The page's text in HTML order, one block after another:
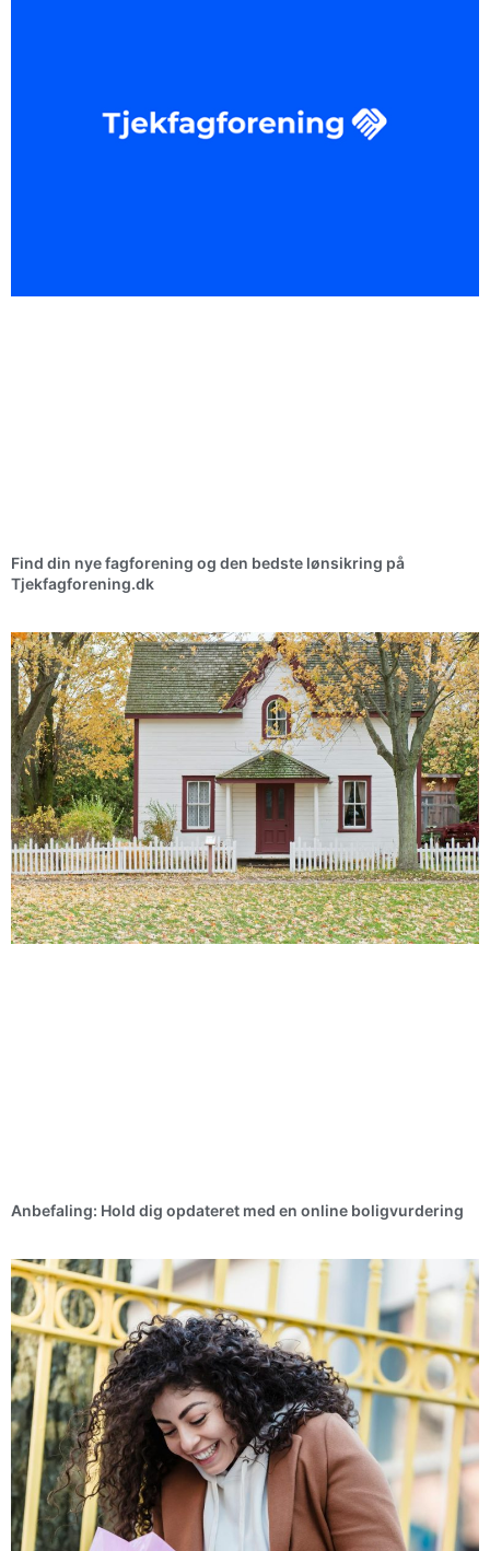
Find din nye fagforening og den bedste lønsikring på
Tjekfagforening.dk
Anbefaling: Hold dig opdateret med en online boligvurdering